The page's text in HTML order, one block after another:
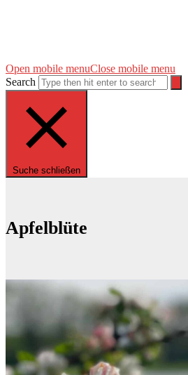
Open mobile menuClose mobile menu
Search
Suche schließen
Apfelblüte